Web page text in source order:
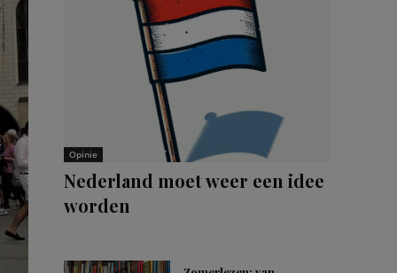
Opinie
Nederland moet weer een idee
worden